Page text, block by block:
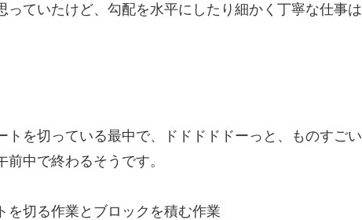
っていたけど、勾配を水平にしたり細かく丁寧な仕事は
トを切っている最中で、ドドドドドーっと、ものすごい
中で終わるそうです。
を切る作業とブロックを積む作業